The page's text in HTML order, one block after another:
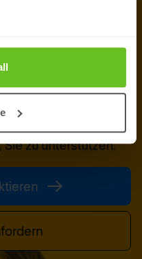
loslegen
zu unterstützen.